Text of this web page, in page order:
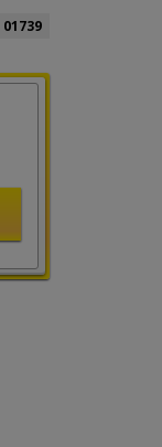
01739